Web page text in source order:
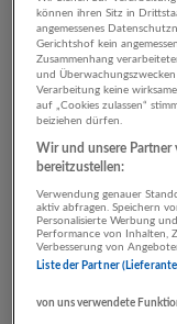
können ihren Sitz in
angemessenes
Gerichtshof kein
Zusammenhang
und
Verarbeitung keine
auf „Cookies zulassen“
beiziehen dürfen.
Wir und unsere Partner
bereitzustellen:
Verwendung genauer
aktiv abfragen. Speichern
Personalisierte Werbung
Performance von Inhalten,
Verbesserung von
Liste der Partner
von uns verwendete